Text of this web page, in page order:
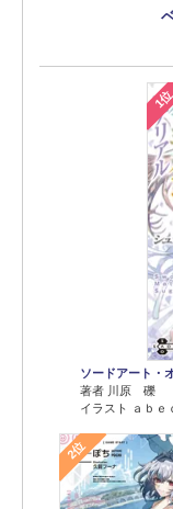
1
ソードアート
著者 川原 礫
イラスト ａｂｅ
2位